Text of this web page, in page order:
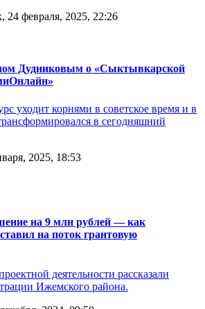
24 февраля, 2025, 22:26
Дудниковым о «Сыктывкарской
уходит корнями в советское время и в
в сегодняшний
2025, 18:53
на 9 млн рублей — как
на поток грантовую
деятельности рассказали
Ижемского района.